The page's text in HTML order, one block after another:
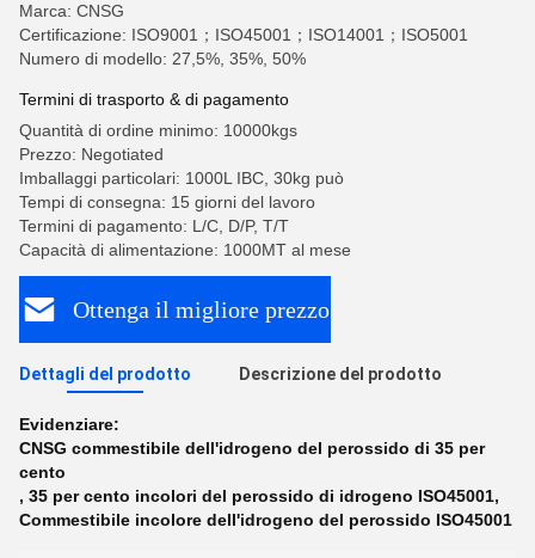
Marca: CNSG
Certificazione: ISO9001；ISO45001；ISO14001；ISO5001
Numero di modello: 27,5%, 35%, 50%
Termini di trasporto & di pagamento
Quantità di ordine minimo: 10000kgs
Prezzo: Negotiated
Imballaggi particolari: 1000L IBC, 30kg può
Tempi di consegna: 15 giorni del lavoro
Termini di pagamento: L/C, D/P, T/T
Capacità di alimentazione: 1000MT al mese
Ottenga il migliore prezzo
Dettagli del prodotto Descrizione del prodotto
Evidenziare:
CNSG commestibile dell'idrogeno del perossido di 35 per
cento
, 35 per cento incolori del perossido di idrogeno ISO45001,
Commestibile incolore dell'idrogeno del perossido ISO45001